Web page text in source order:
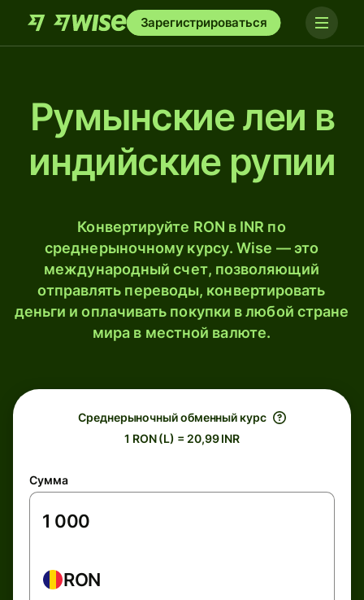
Зарегистрироваться
Румынские леи в
индийские рупии
Конвертируйте RON в INR по
среднерыночному курсу. Wise — это
международный счет, позволяющий
отправлять переводы, конвертировать
деньги и оплачивать покупки в любой стране
мира в местной валюте.
Среднерыночный обменный курс
1 RON (L) = 20,99 INR
Сумма
RON